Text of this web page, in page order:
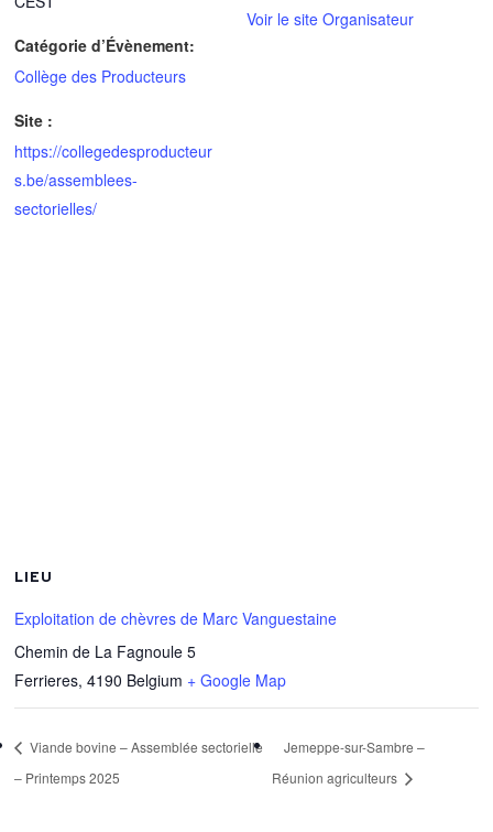
Catégorie d’Évènement:
Collège des Producteurs
Site :
https://collegedesproducteur
s.be/assemblees-
sectorielles/
Voir le site Organisateur
LIEU
Exploitation de chèvres de Marc Vanguestaine
Chemin de La Fagnoule 5
Ferrieres, 4190 Belgium + Google Map
Viande bovine – Assemblée sectorielle
– Printemps 2025
Jemeppe-sur-Sambre –
Réunion agriculteurs